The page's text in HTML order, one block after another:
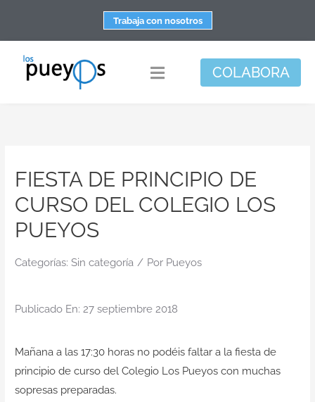
contenido
Trabaja con nosotros
Toggle
Apoyo personal y familiar
Espacio de bienestar
Responsabilidad social
DisArte
COLABORA
FIESTA DE PRINCIPIO DE
CURSO DEL COLEGIO LOS
PUEYOS
Categorías: Sin categoría / Por Pueyos
Publicado En: 27 septiembre 2018
Mañana a las 17:30 horas no podéis faltar a la fiesta de
principio de curso del Colegio Los Pueyos con muchas
sopresas preparadas.